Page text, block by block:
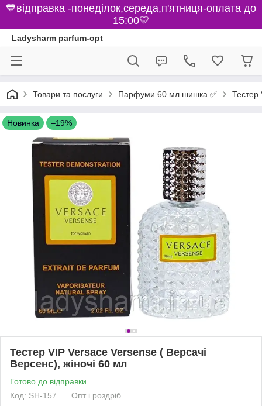
💙відправка -понеділок,середа,п'ятниця-оплата до
15:00💛
Ladysharm parfum-opt
Товари та послуги Парфуми 60 мл шишка ✅ Тестер
Новинка –19%
Тестер VIP Versace Versense ( Версачі
Версенс), жіночі 60 мл
Готово до відправки
Код: SH-157
Опт і роздріб